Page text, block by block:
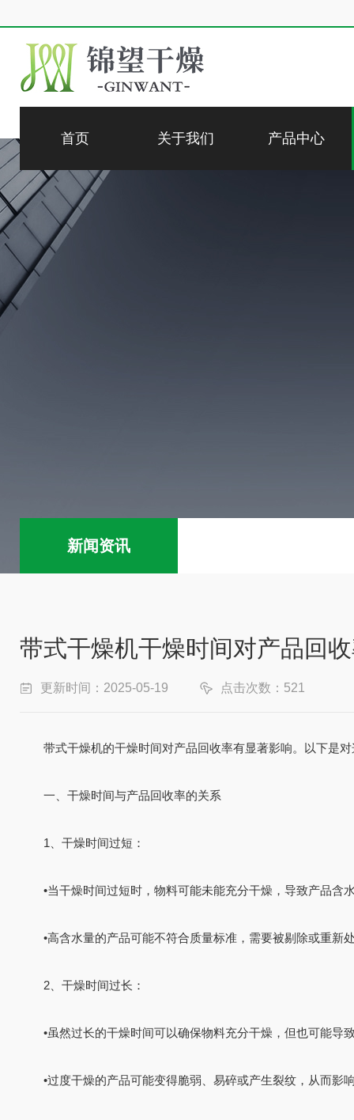
首页 关于我们 产品中心
新闻资讯
带式干燥机干燥时间对产品回
更新时间：2025-05-19 点击次数：521
带式干燥机的干燥时间对产品回收率有显著影响。以下是对
一、干燥时间与产品回收率的关系
1、干燥时间过短：
•当干燥时间过短时，物料可能未能充分干燥，导致产品含
•高含水量的产品可能不符合质量标准，需要被剔除或重新
2、干燥时间过长：
•虽然过长的干燥时间可以确保物料充分干燥，但也可能导
•过度干燥的产品可能变得脆弱、易碎或产生裂纹，从而影